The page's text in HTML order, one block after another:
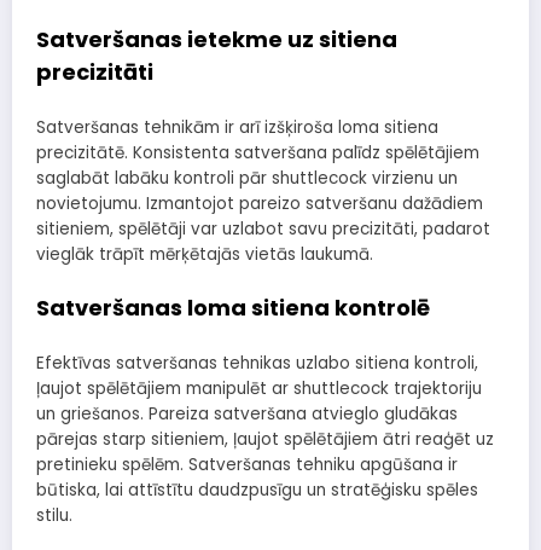
Satveršanas ietekme uz sitiena
precizitāti
Satveršanas tehnikām ir arī izšķiroša loma sitiena
precizitātē. Konsistenta satveršana palīdz spēlētājiem
saglabāt labāku kontroli pār shuttlecock virzienu un
novietojumu. Izmantojot pareizo satveršanu dažādiem
sitieniem, spēlētāji var uzlabot savu precizitāti, padarot
vieglāk trāpīt mērķētajās vietās laukumā.
Satveršanas loma sitiena kontrolē
Efektīvas satveršanas tehnikas uzlabo sitiena kontroli,
ļaujot spēlētājiem manipulēt ar shuttlecock trajektoriju
un griešanos. Pareiza satveršana atvieglo gludākas
pārejas starp sitieniem, ļaujot spēlētājiem ātri reaģēt uz
pretinieku spēlēm. Satveršanas tehniku apgūšana ir
būtiska, lai attīstītu daudzpusīgu un stratēģisku spēles
stilu.